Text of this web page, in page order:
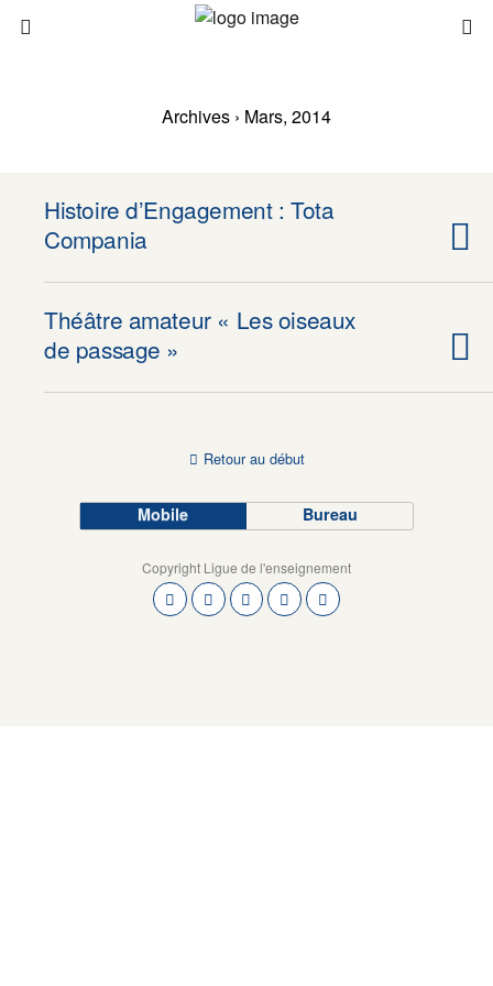
Archives › Mars, 2014
Histoire d’Engagement : Tota
Compania
Théâtre amateur « Les oiseaux
de passage »
Retour au début
Mobile Bureau
Copyright Ligue de l'enseignement